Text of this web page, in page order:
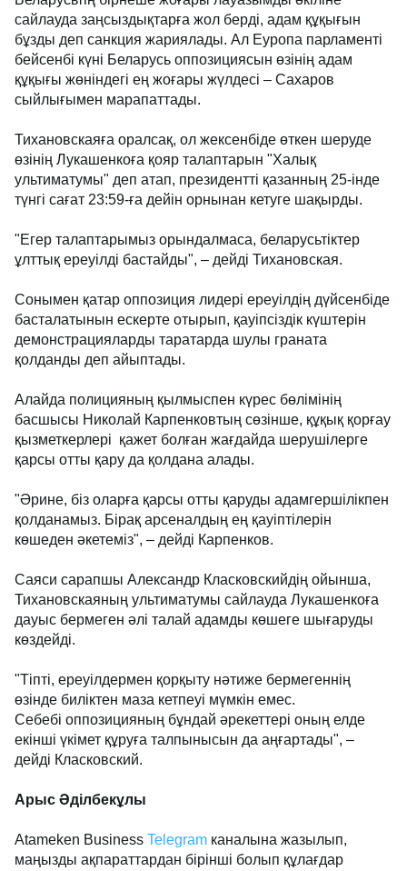
сайлауда заңсыздықтарға жол берді, адам құқығын
бұзды деп санкция жариялады. Ал Еуропа парламенті
бейсенбі күні Беларусь оппозициясын өзінің адам
құқығы жөніндегі ең жоғары жүлдесі – Сахаров
сыйлығымен марапаттады.
Тихановскаяға оралсақ, ол жексенбіде өткен шеруде
өзінің Лукашенкоға қояр талаптарын "Халық
ультиматумы" деп атап, президентті қазанның 25-інде
түнгі сағат 23:59-ға дейін орнынан кетуге шақырды.
"Егер талаптарымыз орындалмаса, беларусьтіктер
ұлттық ереуілді бастайды", – дейді Тихановская.
Сонымен қатар оппозиция лидері ереуілдің дүйсенбіде
басталатынын ескерте отырып, қауіпсіздік күштерін
демонстрацияларды таратарда шулы граната
қолданды деп айыптады.
Алайда полицияның қылмыспен күрес бөлімінің
басшысы Николай Карпенковтың сөзінше, құқық қорғау
қызметкерлері қажет болған жағдайда шерушілерге
қарсы отты қару да қолдана алады.
"Әрине, біз оларға қарсы отты қаруды адамгершілікпен
қолданамыз. Бірақ арсеналдың ең қауіптілерін
көшеден әкетеміз", – дейді Карпенков.
Саяси сарапшы Александр Класковскийдің ойынша,
Тихановскаяның ультиматумы сайлауда Лукашенкоға
дауыс бермеген әлі талай адамды көшеге шығаруды
көздейді.
"Тіпті, ереуілдермен қорқыту нәтиже бермегеннің
өзінде биліктен маза кетпеуі мүмкін емес.
Себебі оппозицияның бұндай әрекеттері оның елде
екінші үкімет құруға талпынысын да аңғартады", –
дейді Класковский.
Арыс Әділбекұлы
Atameken Business Telegram каналына жазылып,
маңызды ақпараттардан бірінші болып құлағдар